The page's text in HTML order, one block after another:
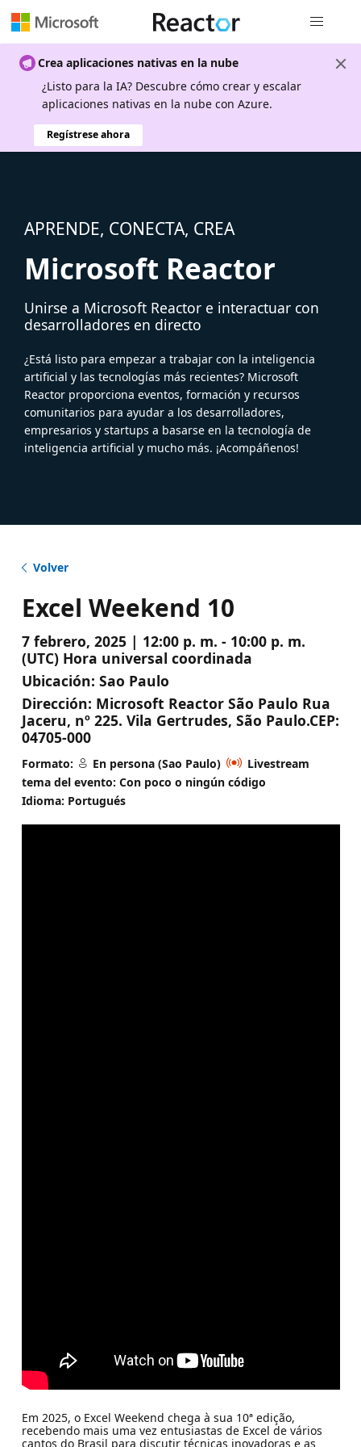
Crea aplicaciones nativas en la nube
¿Listo para la IA? Descubre cómo crear y escalar
aplicaciones nativas en la nube con Azure.
Regístrese ahora
APRENDE, CONECTA, CREA
Microsoft Reactor
Unirse a Microsoft Reactor e interactuar con
desarrolladores en directo
¿Está listo para empezar a trabajar con la inteligencia
artificial y las tecnologías más recientes? Microsoft
Reactor proporciona eventos, formación y recursos
comunitarios para ayudar a los desarrolladores,
empresarios y startups a basarse en la tecnología de
inteligencia artificial y mucho más. ¡Acompáñenos!
Volver
Excel Weekend 10
7 febrero, 2025 | 12:00 p. m. - 10:00 p. m.
(UTC) Hora universal coordinada
Ubicación: Sao Paulo
Dirección: Microsoft Reactor São Paulo Rua
Jaceru, nº 225. Vila Gertrudes, São Paulo.CEP:
04705-000
Formato: En persona (Sao Paulo)
Livestream
tema del evento: Con poco o ningún código
Idioma: Portugués
Em 2025, o Excel Weekend chega à sua 10ª edição,
recebendo mais uma vez entusiastas de Excel de vários
cantos do Brasil para discutir técnicas inovadoras e as